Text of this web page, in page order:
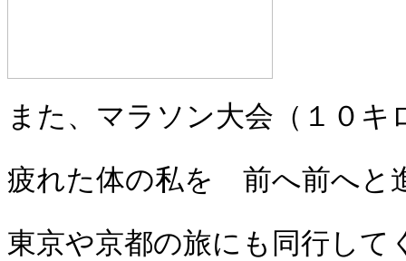
また、マラソン大会（１０キ
疲れた体の私を 前へ前へと
東京や京都の旅にも同行して